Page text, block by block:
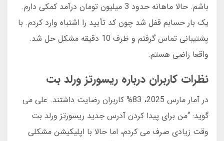
باشم. حالا ماهانه حدود 3 میلیون تومان درآمد کمکی دارم.
یک بار حسابم قفل شد چون کد تأیید را اشتباه وارد کردم. با
پشتیبانی تماس گرفتم و ظرف 10 دقیقه مشکل حل شد.
واقعا راضی هستم.
نظرات کاربران درباره ریسورتز ورلد بت
در آمار مارس 2025، 83% کاربران رضایت داشتند. علی می
گوید: “من برای پیدا کردن آدرس جدید ریسورتز ورلد بت
وقت زیادی صرف می کردم، اما حالا با اپلیکیشن مشکلی